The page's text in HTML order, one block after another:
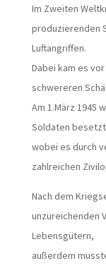
Im Zweiten
produzierenden
Luftangriffen.
Dabei kam es
schwereren
Am 1.März 1945
Soldaten
wobei es durch
zahlreichen
Nach dem
unzureichenden
Lebensgütern,
außerdem